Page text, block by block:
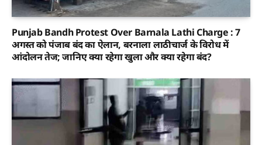
Punjab Bandh Protest Over Barnala Lathi Charge : 7
अगस्त को पंजाब बंद का ऐलान, बरनाला लाठीचार्ज के विरोध में
आंदोलन तेज; जानिए क्या रहेगा खुला और क्या रहेगा बंद?